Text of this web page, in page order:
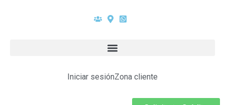
Iniciar sesiónZona cliente